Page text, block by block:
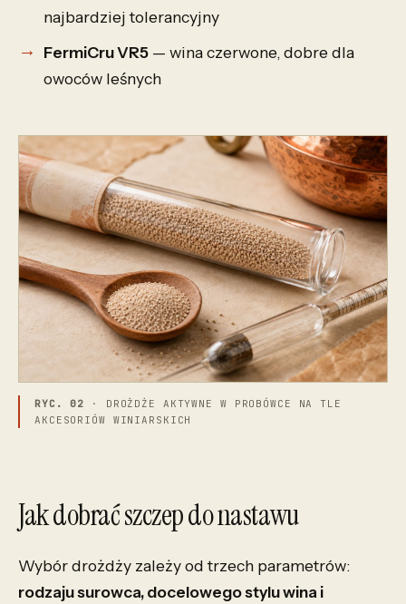
najbardziej tolerancyjny
FermiCru VR5 — wina czerwone, dobre dla
owoców leśnych
RYC. 02 · DROŻDŻE AKTYWNE W PROBÓWCE NA TLE
AKCESORIÓW WINIARSKICH
Jak dobrać szczep do nastawu
Wybór drożdży zależy od trzech parametrów:
rodzaju surowca, docelowego stylu wina i